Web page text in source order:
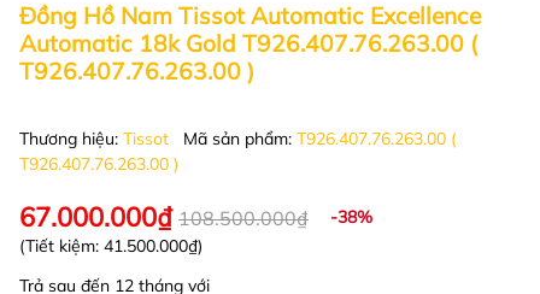
Đồng Hồ Nam Tissot Automatic Excellence
Automatic 18k Gold T926.407.76.263.00 (
T926.407.76.263.00 )
Thương hiệu: Tissot Mã sản phẩm: T926.407.76.263.00 (
T926.407.76.263.00 )
67.000.000₫ 108.500.000₫
-38%
(Tiết kiệm: 41.500.000₫)
Trả sau đến 12 tháng với